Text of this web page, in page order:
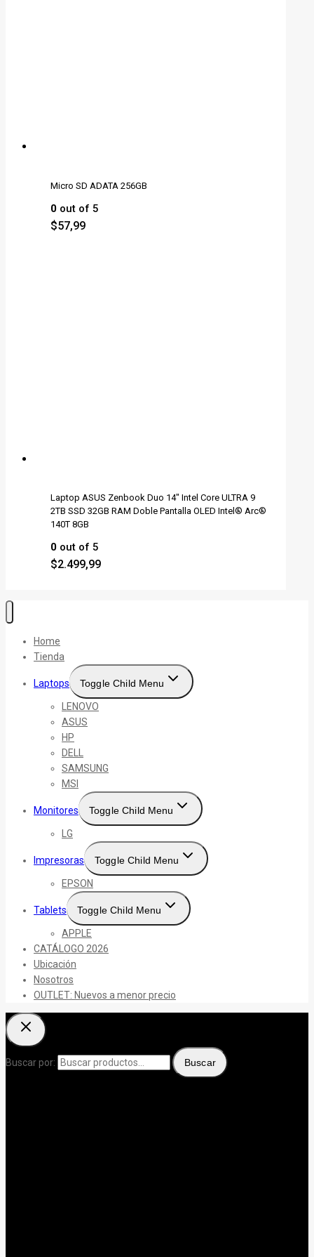
Micro SD ADATA 256GB
0 out of 5
$57,99
Laptop ASUS Zenbook Duo 14" Intel Core ULTRA 9
2TB SSD 32GB RAM Doble Pantalla OLED Intel® Arc®
140T 8GB
0 out of 5
$2.499,99
Home
Tienda
Laptops Toggle Child Menu
LENOVO
ASUS
HP
DELL
SAMSUNG
MSI
Monitores Toggle Child Menu
LG
Impresoras Toggle Child Menu
EPSON
Tablets Toggle Child Menu
APPLE
CATÁLOGO 2026
Ubicación
Nosotros
OUTLET: Nuevos a menor precio
Buscar por: Buscar